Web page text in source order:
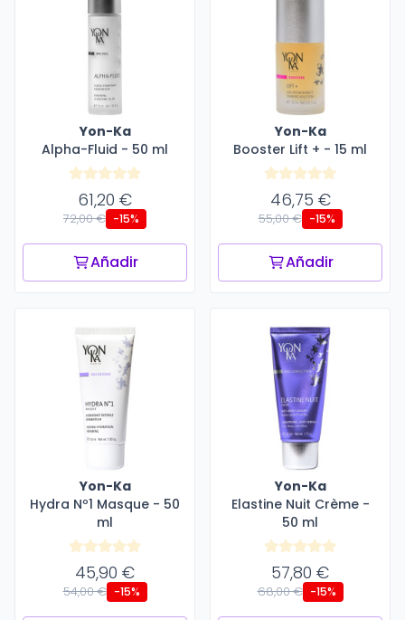
Yon-Ka
Alpha-Fluid - 50 ml
61,20 €
72,00 € -15%
Añadir
Yon-Ka
Booster Lift + - 15 ml
46,75 €
55,00 € -15%
Añadir
Yon-Ka
Hydra Nº1 Masque - 50
ml
45,90 €
54,00 € -15%
Yon-Ka
Elastine Nuit Crème -
50 ml
57,80 €
68,00 € -15%